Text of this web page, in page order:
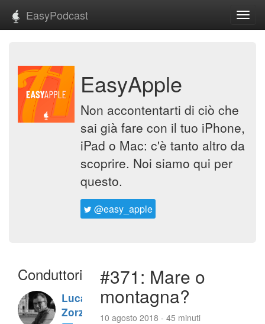
EasyPodcast
EasyApple
Non accontentarti di ciò che
sai già fare con il tuo iPhone,
iPad o Mac: c'è tanto altro da
scoprire. Noi siamo qui per
questo.
@easy_apple
Conduttori
Luca
Zorzi
#371: Mare o
montagna?
10 agosto 2018 - 45 minuti